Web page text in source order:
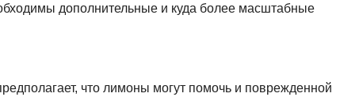
дополнительные и куда более масштабные
что лимоны могут помочь и поврежденной